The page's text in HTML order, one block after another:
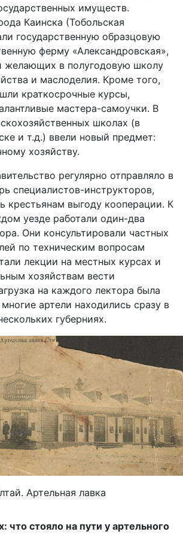
имуществ.
Каинска (Тобольская
государственную образцовую
ферму «Александровская»,
желающих в полугодовую школу
и маслоделия. Кроме того,
шли краткосрочные курсы,
мастера-самоучки. В
школах (в
и т.д.) ввели новый предмет:
хозяйству.
регулярно отправляло в
специалистов-инструкторов,
крестьянам выгоду кооперации. К
уезде работали один-два
Они консультировали частных
по техническим вопросам
лекции на местных курсах и
хозяйствам вести
на каждого лектора была
артели находились сразу в
губерниях.
Артельная лавка
что стояло на пути у артельного